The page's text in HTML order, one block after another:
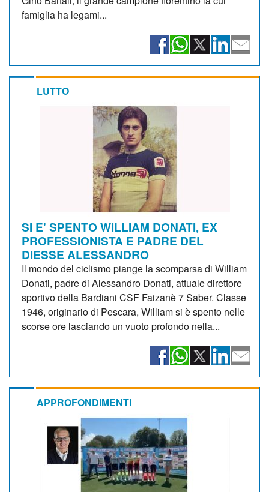
famiglia ha legami...
LUTTO
SI E' SPENTO WILLIAM DONATI, EX
PROFESSIONISTA E PADRE DEL
DIESSE ALESSANDRO
Il mondo del ciclismo piange la scomparsa di William
Donati, padre di Alessandro Donati, attuale direttore
sportivo della Bardiani CSF Faizanè 7 Saber. Classe
1946, originario di Pescara, William si è spento nelle
scorse ore lasciando un vuoto profondo nella...
APPROFONDIMENTI